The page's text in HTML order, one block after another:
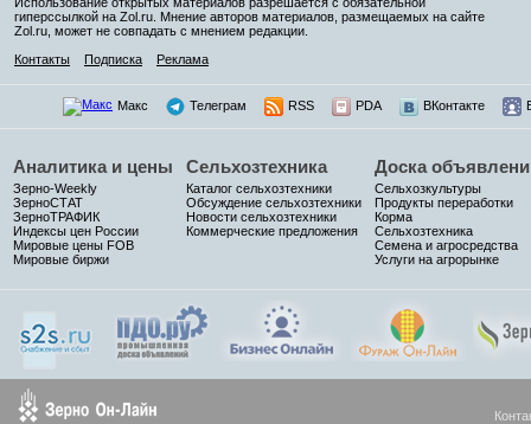
гиперссылкой на Zol.ru. Мнение авторов материалов, размещаемых на сайте
Zol.ru, может не совпадать с мнением редакции.
Контакты
Подписка Реклама
Макс Телеграм RSS PDA ВКонтакте
Аналитика и цены
Зерно-Weekly
ЗерноСТАТ
ЗерноТРАФИК
Индексы цен России
Мировые цены FOB
Мировые биржи
Сельхозтехника
Каталог сельхозтехники
Обсуждение сельхозтехники
Новости сельхозтехники
Коммерческие предложения
Доска
Сельхозкультуры
Продукты переработки
Корма
Сельхозтехника
Семена и агросредства
Услуги на агрорынке